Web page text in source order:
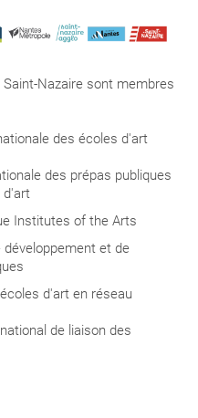
Nazaire sont membres
des écoles d'art
des prépas publiques
d'art
Institutes of the Arts
et de
d'art en réseau
de liaison des